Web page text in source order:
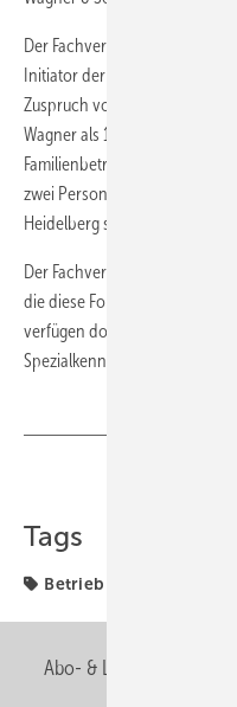
Der Fachverband
Initiator der
Zuspruch von Seiten der SHK-
Wagner als 1500. Teilnehmer
Familienbetrieb Max Wagner
zwei Personen zum
Heidelberg stattfindet.
Der Fachverband
die diese Fortbildung mit aus
verfügen dort 600 Betriebe
Spezialkenntnisse in Sachen
Tags
Betrieb
Abo- & Leserservice